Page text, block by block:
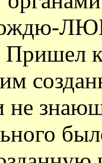
Пришел